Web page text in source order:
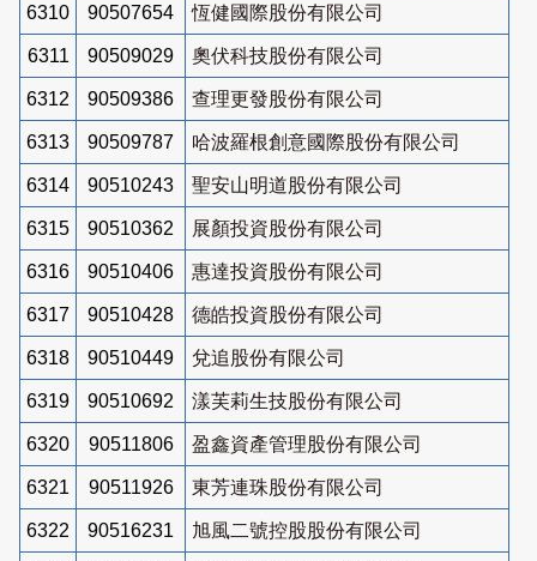
6310 90507654 恆健國際股份有限公司
6311 90509029 奧伏科技股份有限公司
6312 90509386 查理更發股份有限公司
6313 90509787 哈波羅根創意國際股份有限公司
6314 90510243 聖安山明道股份有限公司
6315 90510362 展顏投資股份有限公司
6316 90510406 惠達投資股份有限公司
6317 90510428 德皓投資股份有限公司
6318 90510449 兌追股份有限公司
6319 90510692 漾芙莉生技股份有限公司
6320 90511806 盈鑫資產管理股份有限公司
6321 90511926 東芳連珠股份有限公司
6322 90516231 旭風二號控股股份有限公司